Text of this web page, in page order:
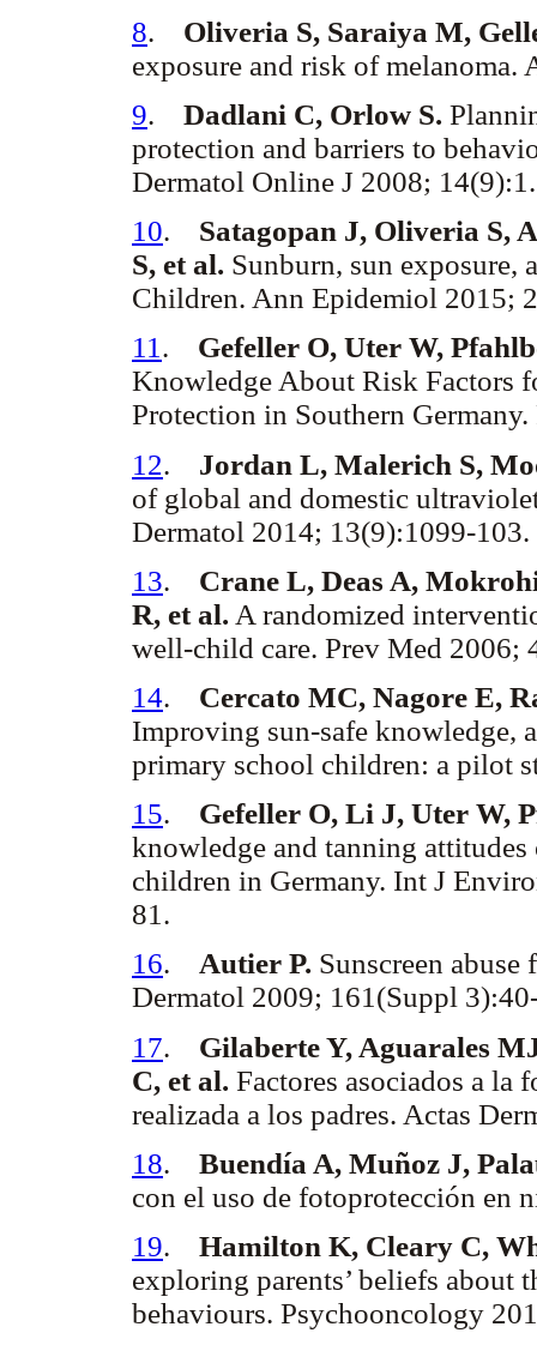
8. Oliveria S, Saraiya M,
exposure and risk of
9. Dadlani C, Orlow S.
protection and barriers to
Dermatol Online J 2008;
10. Satagopan J, Oliveria S,
S, et al. Sunburn, sun
Children. Ann Epidemiol 2015;
11. Gefeller O, Uter W,
Knowledge About Risk Factors
Protection in Southern
12. Jordan L, Malerich S,
of global and domestic
Dermatol 2014; 13(9):1099-
13. Crane L, Deas A,
R, et al. A randomized
well-child care. Prev Med
14. Cercato MC, Nagore E,
Improving sun-safe knowledge,
primary school children: a pilot
15. Gefeller O, Li J, Uter W,
knowledge and tanning
children in Germany. Int J
81.
16. Autier P. Sunscreen
Dermatol 2009; 161(Suppl
17. Gilaberte Y, Aguarales
C, et al. Factores asociados a la
realizada a los padres. Actas
18. Buendía A, Muñoz J,
con el uso de fotoprotección
19. Hamilton K, Cleary C,
exploring parents’ beliefs about
behaviours. Psychooncology